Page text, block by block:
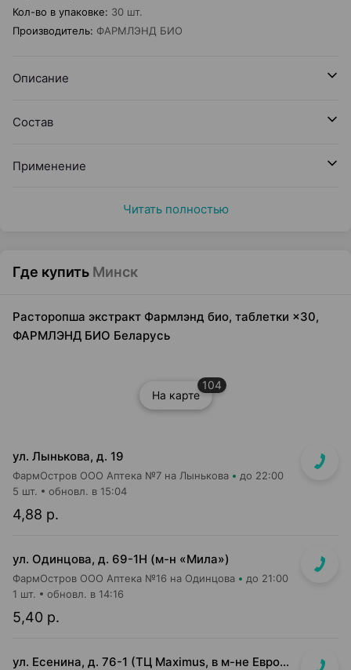
Кол-во в упаковке: 30 шт.
Производитель: ФАРМЛЭНД БИО
Описание
Состав
Применение
Читать полностью
Где купить Минск
Расторопша экстракт Фармлэнд био, таблетки ×30,
ФАРМЛЭНД БИО Беларусь
На карте
104
ул. Лынькова, д. 19
ФармОстров ООО Аптека №7 на Лынькова до 22:00
4,88 р.
5 шт. обновл. в 15:04
ул. Одинцова, д. 69-1Н (м-н «Мила»)
ФармОстров ООО Аптека №16 на Одинцова до 21:00
5,40 р.
1 шт. обновл. в 14:16
ул. Есенина, д. 76-1 (ТЦ Maximus, в м-не Евроопт Super)